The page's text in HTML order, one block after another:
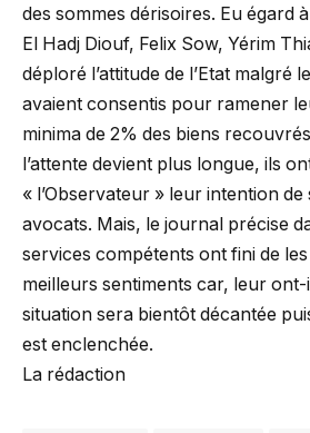
des sommes dérisoires. Eu égard
El Hadj Diouf, Felix Sow, Yérim
déploré l’attitude de l’Etat malgré
avaient consentis pour ramener
minima de 2% des biens
l’attente devient plus longue, ils
« l’Observateur » leur intention de
avocats. Mais, le journal précise
services compétents ont fini de
meilleurs sentiments car, leur
situation sera bientôt décantée
est enclenchée.
La rédaction